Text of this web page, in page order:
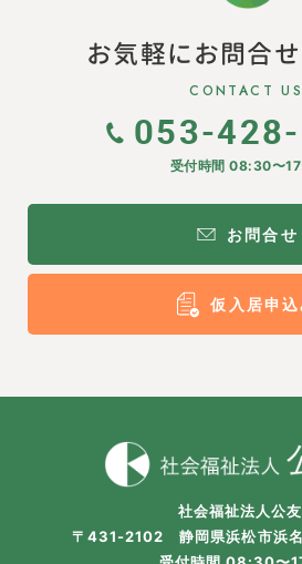
お気軽にお問合
CONTACT US
053-
受付時間 08:30〜
お問合せ
仮入居申込
社会福祉法人公
〒431-2102 静岡県浜松市浜